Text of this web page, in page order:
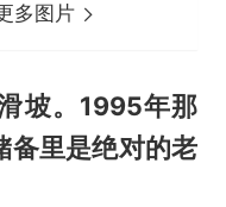
多图片
坡。1995年那
备里是绝对的老